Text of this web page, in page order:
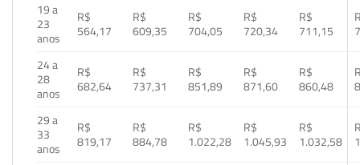
19 a
23
anos
R$
564,17
R$
609,35
R$
704,05
R$
720,34
R$
711,15
24 a
28
anos
R$
682,64
R$
737,31
R$
851,89
R$
871,60
R$
860,48
29 a
33
anos
R$
819,17
R$
884,78
R$
1.022,28
R$
1.045,93
R$
1.032,58